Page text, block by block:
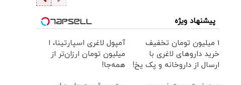
پیشنهاد ویژه
1 میلیون تومان تخفیف
خرید داروهای لاغری با
ارسال از داروخانه و پک یخ!
آمپول لاغری اسپارتینا، ا
میلیون تومان ارزان‌تر از
همه‌جا!